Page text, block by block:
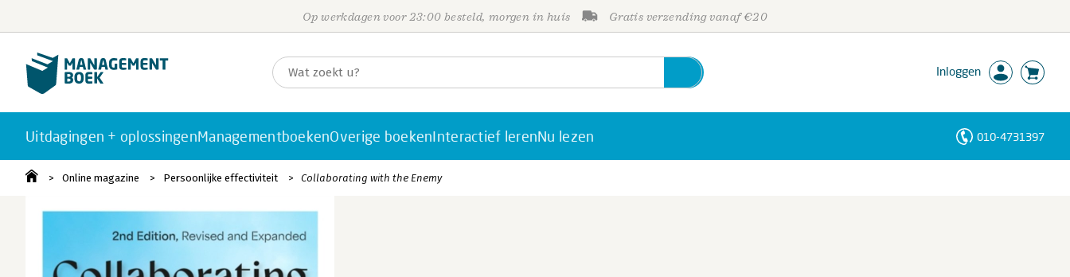
Op werkdagen voor 23:00 besteld, morgen in huis Gratis verzending vanaf €20
Inloggen
Uitdagingen + oplossingenManagementboekenOverige boekenInteractief lerenNu lezen 010-4731397
Online magazine Persoonlijke effectiviteit Collaborating with the Enemy
Personen